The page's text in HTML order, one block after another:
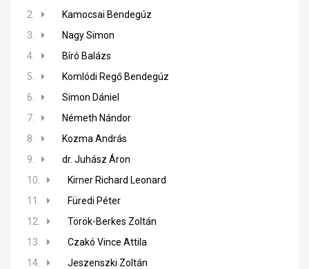
2.
Kamocsai Bendegúz
3.
Nagy Simon
4.
Bíró Balázs
5.
Komlódi Regő Bendegúz
6.
Simon Dániel
7.
Németh Nándor
8.
Kozma András
9.
dr. Juhász Áron
10.
Kirner Richard Leonard
11.
Füredi Péter
12.
Török-Berkes Zoltán
13.
Czakó Vince Attila
14.
Jeszenszki Zoltán